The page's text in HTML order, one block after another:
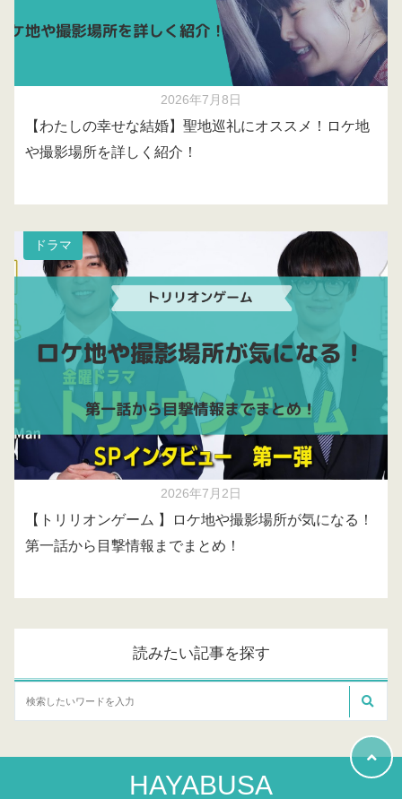
2026年7月8日
【わたしの幸せな結婚】聖地巡礼にオススメ！ロケ地
や撮影場所を詳しく紹介！
ドラマ
2026年7月2日
【トリリオンゲーム 】ロケ地や撮影場所が気になる！
第一話から目撃情報までまとめ！
読みたい記事を探す
HAYABUSA